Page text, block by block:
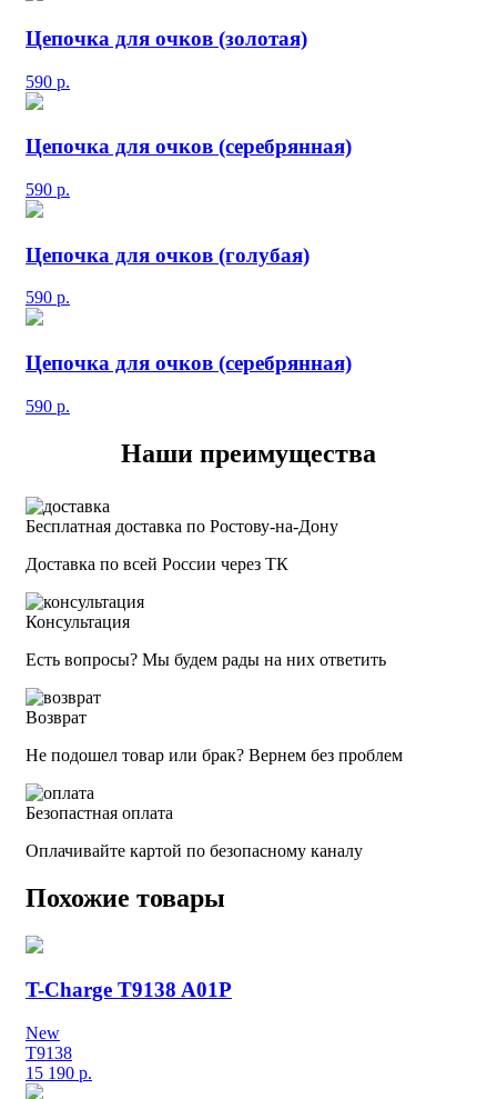
Цепочка для очков (золотая)
590 р.
Цепочка для очков (серебрянная)
590 р.
Цепочка для очков (голубая)
590 р.
Цепочка для очков (серебрянная)
590 р.
Наши преимущества
Бесплатная доставка по Ростову-на-Дону
Доставка по всей России через ТК
Консультация
Есть вопросы? Мы будем рады на них ответить
Возврат
Не подошел товар или брак? Вернем без проблем
Безопастная оплата
Оплачивайте картой по безопасному каналу
Похожие товары
T-Charge T9138 A01P
New
T9138
15 190 р.